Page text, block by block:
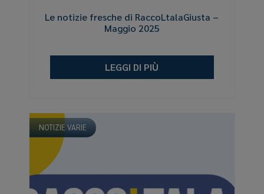
Le notizie fresche di RaccoLtalaGiusta –
Maggio 2025
LEGGI DI PIÙ
NOTIZIE VARIE